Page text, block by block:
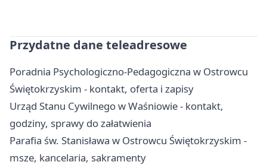
Przydatne dane teleadresowe
Poradnia Psychologiczno-Pedagogiczna w Ostrowcu
Świętokrzyskim - kontakt, oferta i zapisy
Urząd Stanu Cywilnego w Waśniowie - kontakt,
godziny, sprawy do załatwienia
Parafia św. Stanisława w Ostrowcu Świętokrzyskim -
msze, kancelaria, sakramenty